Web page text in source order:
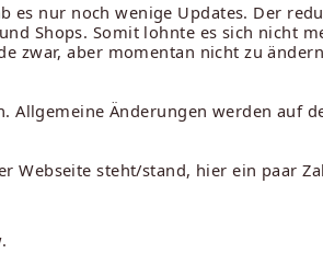
es nur noch wenige Updates. Der
Shops. Somit lohnte es sich nicht
zwar, aber momentan nicht zu
Allgemeine Änderungen werden auf
Webseite steht/stand, hier ein paar